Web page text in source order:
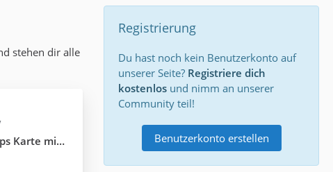
stehen dir alle
ein?
Registrierung
Du hast noch kein Benutzerkonto auf
unserer Seite? Registriere dich
kostenlos und nimm an unserer
Community teil!
Benutzerkonto erstellen